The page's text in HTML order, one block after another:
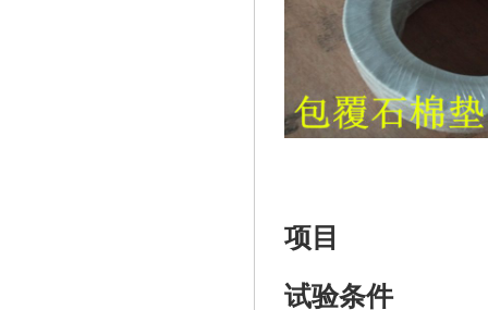
项目
试验条件